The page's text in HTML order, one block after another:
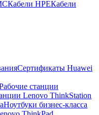
Кабели HPEКабели
Сертификаты Huawei
станции
Lenovo ThinkStation
Ноутбуки бизнес-класса